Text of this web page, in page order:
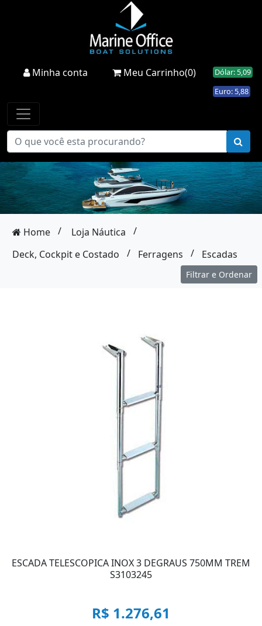
Minha conta Meu Carrinho(0)
Dólar: 5,09
Euro: 5,88
Home / Loja Náutica
/
Deck, Cockpit e Costado
/ Ferragens / Escadas
Filtrar e Ordenar
ESCADA TELESCOPICA INOX 3 DEGRAUS 750MM TREM
S3103245
R$ 1.276,61